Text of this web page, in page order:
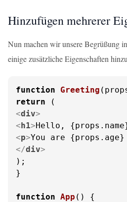
Hinzufügen mehrerer
Nun machen wir unsere Begrüßung
einige zusätzliche Eigenschaften
function Greeting (
return
<div>
<h1>Hello,
<p>You are
</div>
);
}
function App (